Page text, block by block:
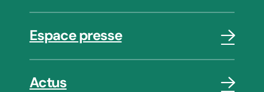
Espace presse
Actus